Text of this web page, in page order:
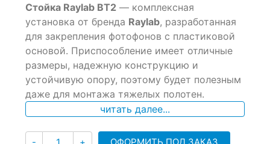
out
based
on
customer
ratings
Стойка Raylab BT2 — комплексная
установка от бренда Raylab, разработанная
для закрепления фотофонов с пластиковой
основой. Приспособление имеет отличные
размеры, надежную конструкцию и
устойчивую опору, поэтому будет полезным
даже для монтажа тяжелых полотен.
читать далее...
Количество